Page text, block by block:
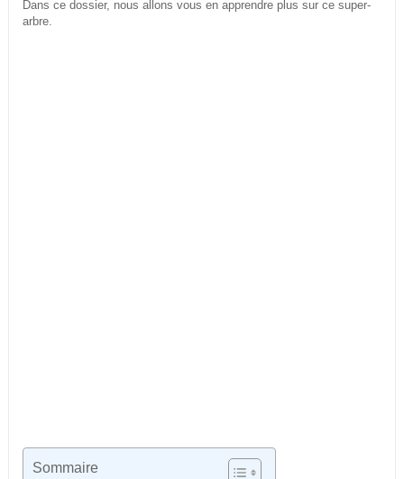
Dans ce dossier, nous allons vous en apprendre plus sur ce super-
arbre.
Sommaire